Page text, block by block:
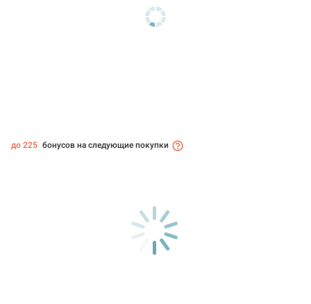
до 225 бонусов на следующие покупки